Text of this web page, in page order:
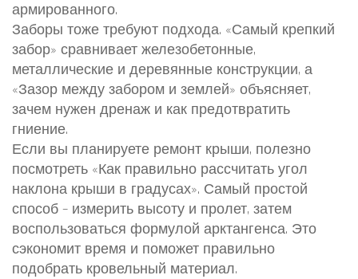
армированного.
Заборы тоже требуют подхода. «Самый крепкий
забор» сравнивает железобетонные,
металлические и деревянные конструкции, а
«Зазор между забором и землей» объясняет,
зачем нужен дренаж и как предотвратить
гниение.
Если вы планируете ремонт крыши, полезно
посмотреть «Как правильно рассчитать угол
наклона крыши в градусах». Самый простой
способ – измерить высоту и пролет, затем
воспользоваться формулой арктангенса. Это
сэкономит время и поможет правильно
подобрать кровельный материал.